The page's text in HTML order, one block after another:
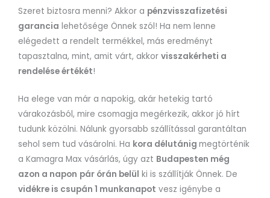
Szeret biztosra menni? Akkor a pénzvisszafizetési
garancia lehetősége Önnek szól! Ha nem lenne
elégedett a rendelt termékkel, más eredményt
tapasztalna, mint, amit várt, akkor visszakérheti a
rendelése értékét!
Ha elege van már a napokig, akár hetekig tartó
várakozásból, mire csomagja megérkezik, akkor jó hírt
tudunk közölni. Nálunk gyorsabb szállítással garantáltan
sehol sem tud vásárolni. Ha kora délutánig megtörténik
a Kamagra Max vásárlás, úgy azt Budapesten még
azon a napon pár órán belül ki is szállítják Önnek. De
vidékre is csupán 1 munkanapot vesz igénybe a